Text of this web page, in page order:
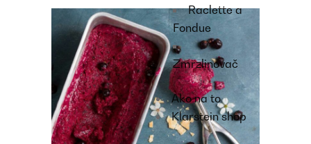
Raclette a
Fondue
Zmrzlinovač
Ako na to
Klarstein shop